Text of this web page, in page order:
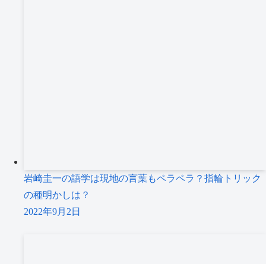
岩崎圭一の語学は現地の言葉もペラペラ？指輪トリック
の種明かしは？
2022年9月2日